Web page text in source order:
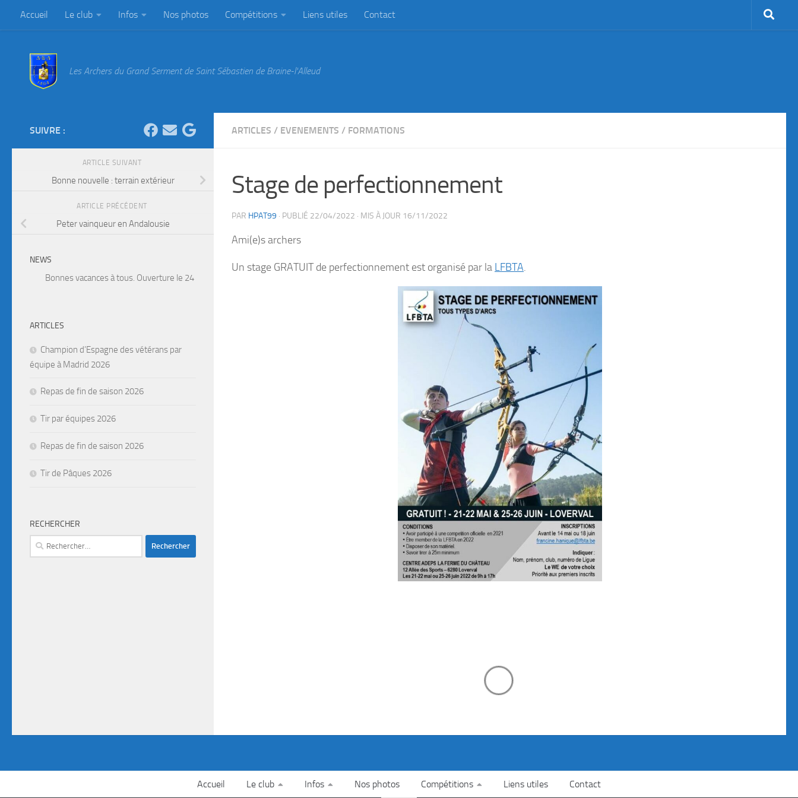
Au dessous du contenu
Accueil Le club Infos Nos photos Compétitions Liens utiles Contact
Les Archers du Grand Serment de Saint Sébastien de Braine-l'Alleud
ARTICLES / EVENEMENTS / FORMATIONS
Stage de perfectionnement
PAR HPAT99 · PUBLIÉ 22/04/2022 · MIS À JOUR 16/11/2022
Ami(e)s archers
Un stage GRATUIT de perfectionnement est organisé par la LFBTA.
SUIVRE :
ARTICLE SUIVANT
Bonne nouvelle : terrain extérieur
ARTICLE PRÉCÉDENT
Peter vainqueur en Andalousie
NEWS
Bonnes vacances à tous. Ouverture le 24 Août. Attention, fermeture du club du 6 juillet au 31 Août.
ARTICLES
Champion d’Espagne des vétérans par
équipe à Madrid 2026
Repas de fin de saison 2026
Tir par équipes 2026
Repas de fin de saison 2026
Tir de Pâques 2026
RECHERCHER
Accueil Le club Infos Nos photos Compétitions Liens utiles Contact